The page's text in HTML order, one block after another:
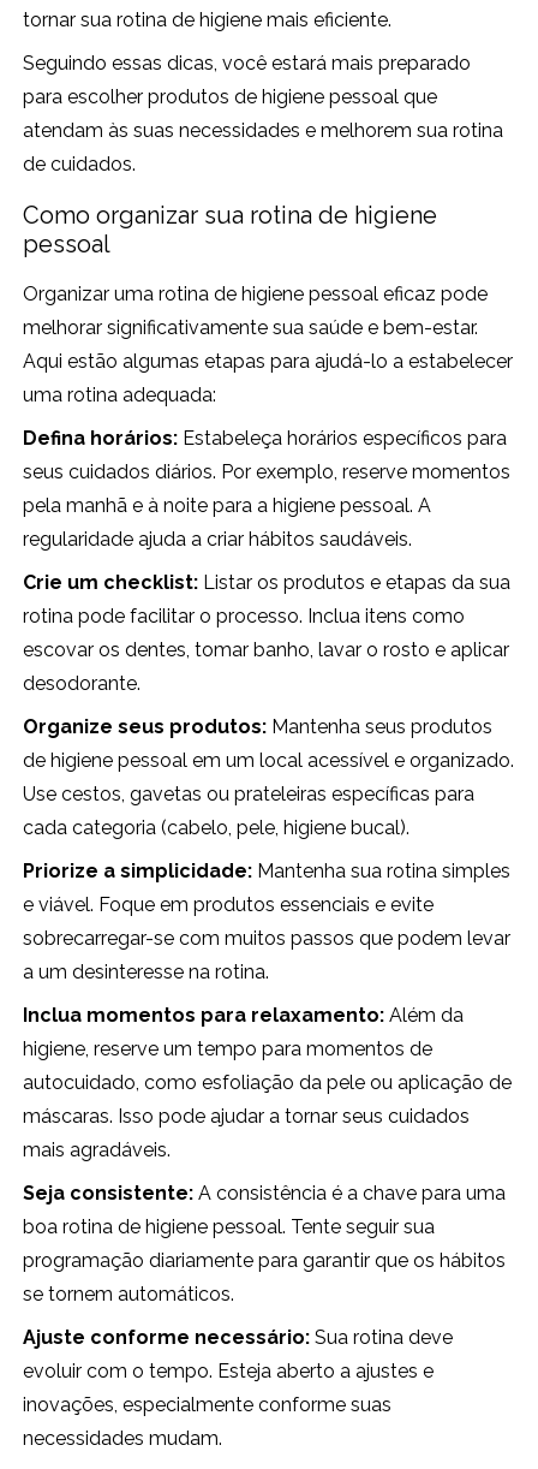
tornar sua rotina de higiene mais eficiente.
Seguindo essas dicas, você estará mais preparado
para escolher produtos de higiene pessoal que
atendam às suas necessidades e melhorem sua rotina
de cuidados.
Como organizar sua rotina de higiene
pessoal
Organizar uma rotina de higiene pessoal eficaz pode
melhorar significativamente sua saúde e bem-estar.
Aqui estão algumas etapas para ajudá-lo a estabelecer
uma rotina adequada:
Defina horários: Estabeleça horários específicos para
seus cuidados diários. Por exemplo, reserve momentos
pela manhã e à noite para a higiene pessoal. A
regularidade ajuda a criar hábitos saudáveis.
Crie um checklist: Listar os produtos e etapas da sua
rotina pode facilitar o processo. Inclua itens como
escovar os dentes, tomar banho, lavar o rosto e aplicar
desodorante.
Organize seus produtos: Mantenha seus produtos
de higiene pessoal em um local acessível e organizado.
Use cestos, gavetas ou prateleiras específicas para
cada categoria (cabelo, pele, higiene bucal).
Priorize a simplicidade: Mantenha sua rotina simples
e viável. Foque em produtos essenciais e evite
sobrecarregar-se com muitos passos que podem levar
a um desinteresse na rotina.
Inclua momentos para relaxamento: Além da
higiene, reserve um tempo para momentos de
autocuidado, como esfoliação da pele ou aplicação de
máscaras. Isso pode ajudar a tornar seus cuidados
mais agradáveis.
Seja consistente: A consistência é a chave para uma
boa rotina de higiene pessoal. Tente seguir sua
programação diariamente para garantir que os hábitos
se tornem automáticos.
Ajuste conforme necessário: Sua rotina deve
evoluir com o tempo. Esteja aberto a ajustes e
inovações, especialmente conforme suas
necessidades mudam.